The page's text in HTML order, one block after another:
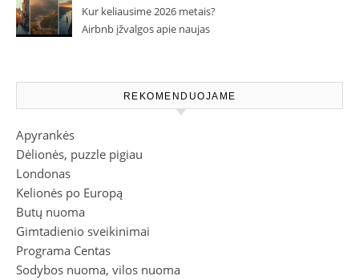
Kur keliausime 2026 metais?
Airbnb įžvalgos apie naujas
REKOMENDUOJAME
Apyrankės
Dėlionės, puzzle pigiau
Londonas
Kelionės po Europą
Butų nuoma
Gimtadienio sveikinimai
Programa Centas
Sodybos nuoma, vilos nuoma